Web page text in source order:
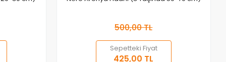
500,00 TL
Sepetteki Fiyat
425,00 TL
Sepete Ekle